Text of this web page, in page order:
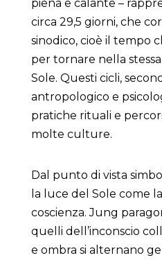
piena e calante –
circa 29,5 giorni, che
sinodico, cioè il tempo
per tornare nella
Sole. Questi cicli,
antropologico e
pratiche rituali e
molte culture.
Dal punto di vista
la luce del Sole come
coscienza. Jung
quelli dell’inconscio
e ombra si alternano